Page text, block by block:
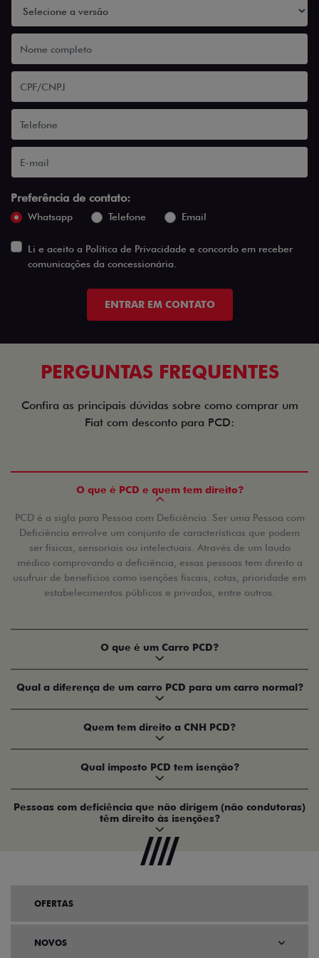
Preferência de contato:
Whatsapp Telefone Email
Li e aceito a Política de Privacidade e concordo em receber
comunicações da concessionária.
ENTRAR EM CONTATO
PERGUNTAS FREQUENTES
Confira as principais dúvidas sobre como comprar um
Fiat com desconto para PCD:
O que é PCD e quem tem direito?
PCD é a sigla para Pessoa com Deficiência. Ser uma Pessoa com
Deficiência envolve um conjunto de características que podem
ser físicas, sensoriais ou intelectuais. Através de um laudo
médico comprovando a deficiência, essas pessoas tem direito a
usufruir de benefícios como isenções fiscais, cotas, prioridade em
estabelecimentos públicos e privados, entre outros.
O que é um Carro PCD?
Qual a diferença de um carro PCD para um carro normal?
Quem tem direito a CNH PCD?
Qual imposto PCD tem isenção?
Pessoas com deficiência que não dirigem (não condutoras)
têm direito às isenções?
OFERTAS
NOVOS